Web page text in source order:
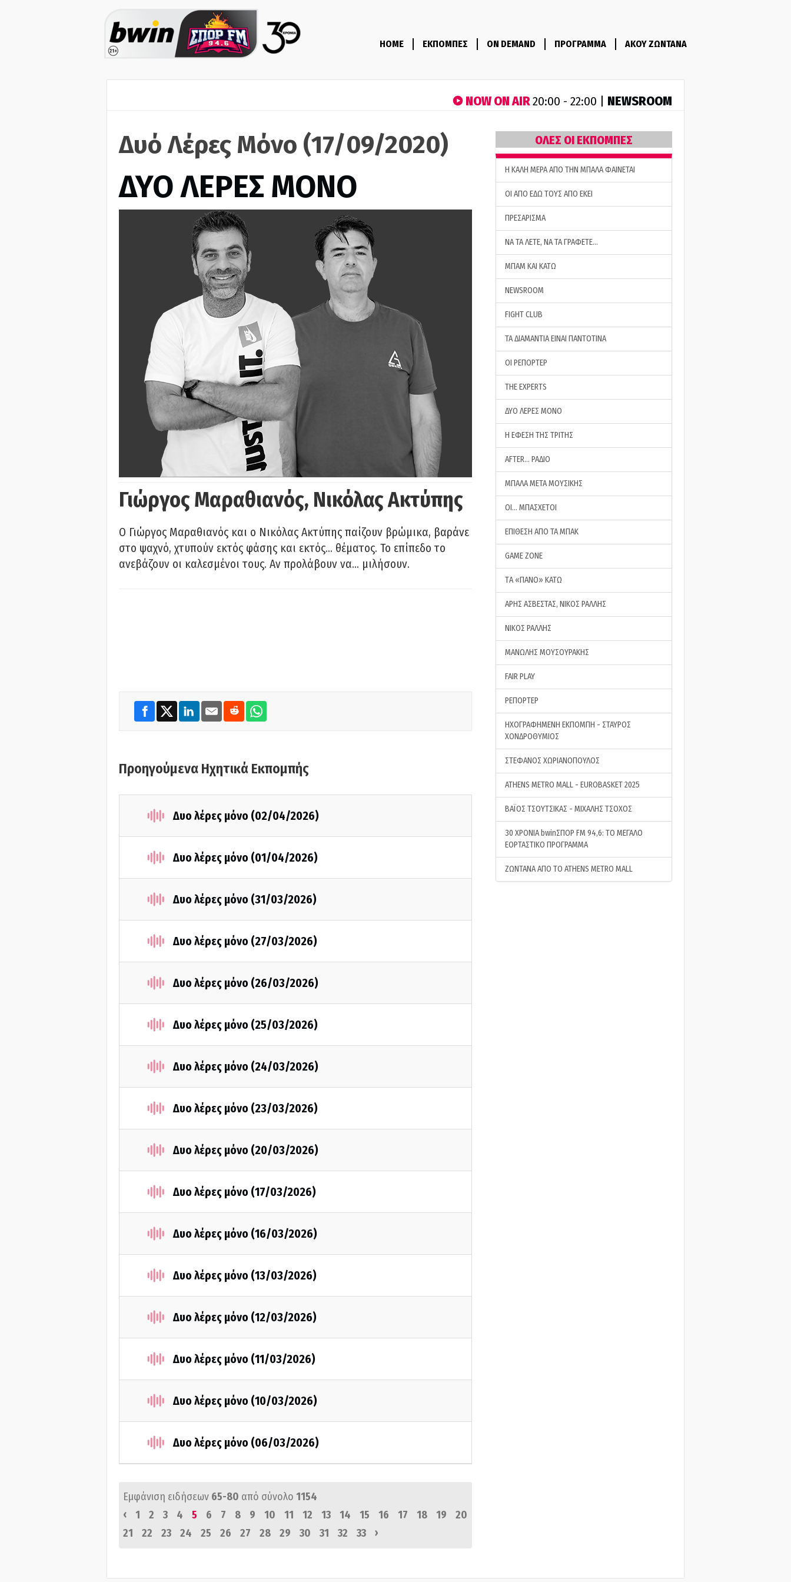
HOME ΕΚΠΟΜΠΕΣ ON DEMAND ΠΡΟΓΡΑΜΜΑ ΑΚΟΥ ΖΩΝΤΑΝΑ
NOW ON AIR20:00 - 22:00 | NEWSROOM
Δυό Λέρες Μόνο (17/09/2020)
ΔΥΟ ΛΕΡΕΣ ΜΟΝΟ
Γιώργος Μαραθιανός, Νικόλας Ακτύπης
Ο Γιώργος Μαραθιανός και ο Νικόλας Ακτύπης παίζουν βρώμικα, βαράνε
στο ψαχνό, χτυπούν εκτός φάσης και εκτός… θέματος. Το επίπεδο το
ανεβάζουν οι καλεσμένοι τους. Αν προλάβουν να… μιλήσουν.
Προηγούμενα Ηχητικά Εκπομπής
Δυο λέρες μόνο (02/04/2026)
Δυο λέρες μόνο (01/04/2026)
Δυο λέρες μόνο (31/03/2026)
Δυο λέρες μόνο (27/03/2026)
Δυο λέρες μόνο (26/03/2026)
Δυο λέρες μόνο (25/03/2026)
Δυο λέρες μόνο (24/03/2026)
Δυο λέρες μόνο (23/03/2026)
Δυο λέρες μόνο (20/03/2026)
Δυο λέρες μόνο (17/03/2026)
Δυο λέρες μόνο (16/03/2026)
Δυο λέρες μόνο (13/03/2026)
Δυο λέρες μόνο (12/03/2026)
Δυο λέρες μόνο (11/03/2026)
Δυο λέρες μόνο (10/03/2026)
Δυο λέρες μόνο (06/03/2026)
Εμφάνιση ειδήσεων 65-80 από σύνολο 1154
‹
1 2 3 4 5 6 7 8 9 10 11 12 13 14 15 16 17 18 19
20
21
22 23 24 25 26 27 28 29 30 31 32 33 ›
ΟΛΕΣ ΟΙ ΕΚΠΟΜΠΕΣ
H ΚΑΛΗ ΜΕΡΑ ΑΠΟ ΤΗΝ ΜΠΑΛΑ ΦΑΙΝΕΤΑΙ
ΟΙ ΑΠΟ ΕΔΩ ΤΟΥΣ ΑΠΟ ΕΚΕΙ
ΠΡΕΣΑΡΙΣΜΑ
ΝΑ ΤΑ ΛΕΤΕ, ΝΑ ΤΑ ΓΡΑΦΕΤΕ…
ΜΠΑΜ ΚΑΙ ΚΑΤΩ
NEWSROOM
FIGHT CLUB
ΤΑ ΔΙΑΜΑΝΤΙΑ ΕΙΝΑΙ ΠΑΝΤΟΤΙΝΑ
ΟΙ ΡΕΠΟΡΤΕΡ
THE EXPERTS
ΔΥΟ ΛΕΡΕΣ ΜΟΝΟ
Η ΕΦΕΣΗ ΤΗΣ ΤΡΙΤΗΣ
AFTER… ΡΑΔΙΟ
ΜΠΑΛΑ ΜΕΤΑ ΜΟΥΣΙΚΗΣ
ΟΙ… ΜΠΑΣΧΕΤΟΙ
ΕΠΙΘΕΣΗ ΑΠΟ ΤΑ ΜΠΑΚ
GAME ZONE
ΤA «ΠΑΝΟ» ΚΑΤΩ
ΑΡΗΣ ΑΣΒΕΣΤΑΣ, ΝΙΚΟΣ ΡΑΛΛΗΣ
ΝΙΚΟΣ ΡΑΛΛΗΣ
ΜΑΝΩΛΗΣ ΜΟΥΣΟΥΡΑΚΗΣ
FAIR PLAY
ΡΕΠΟΡΤΕΡ
ΗΧΟΓΡΑΦΗΜΕΝΗ ΕΚΠΟΜΠΗ - ΣΤΑΥΡΟΣ
ΧΟΝΔΡΟΘΥΜΙΟΣ
ΣΤΕΦΑΝΟΣ ΧΩΡΙΑΝΟΠΟΥΛΟΣ
ATHENS METRO MALL - EUROBASKET 2025
ΒΑΪΟΣ ΤΣΟΥΤΣΙΚΑΣ - ΜΙΧΑΛΗΣ ΤΣΟΧΟΣ
30 ΧΡΟΝΙΑ bwinΣΠΟΡ FM 94,6: ΤΟ ΜΕΓΑΛΟ
ΕΟΡΤΑΣΤΙΚΟ ΠΡΟΓΡΑΜΜΑ
ΖΩΝΤΑΝΑ ΑΠΟ ΤΟ ATHENS METRO MALL